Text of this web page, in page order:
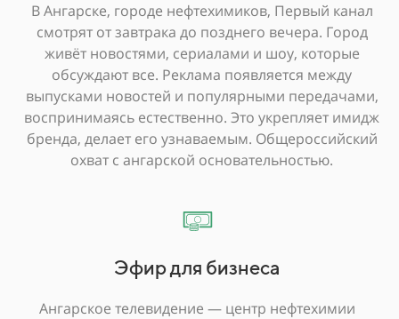
В Ангарске, городе нефтехимиков, Первый канал
смотрят от завтрака до позднего вечера. Город
живёт новостями, сериалами и шоу, которые
обсуждают все. Реклама появляется между
выпусками новостей и популярными передачами,
воспринимаясь естественно. Это укрепляет имидж
бренда, делает его узнаваемым. Общероссийский
охват с ангарской основательностью.
Эфир для бизнеса
Ангарское телевидение — центр нефтехимии